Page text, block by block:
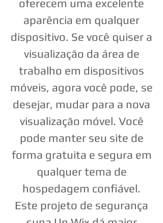
oferecem uma excelente
aparência em qualquer
dispositivo. Se você quiser a
visualização da área de
trabalho em dispositivos
móveis, agora você pode, se
desejar, mudar para a nova
visualização móvel. Você
pode manter seu site de
forma gratuita e segura em
qualquer tema de
hospedagem confiável.
Este projeto de segurança